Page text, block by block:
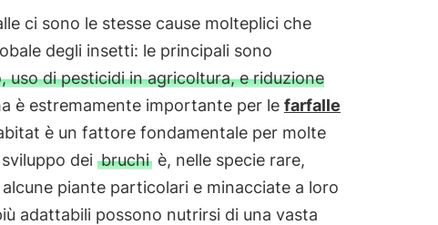
ci sono le stesse cause molteplici che
degli insetti: le principali sono
uso di pesticidi in agricoltura, e riduzione
è estremamente importante per le farfalle
è un fattore fondamentale per molte
dei bruchi è, nelle specie rare,
piante particolari e minacciate a loro
adattabili possono nutrirsi di una vasta